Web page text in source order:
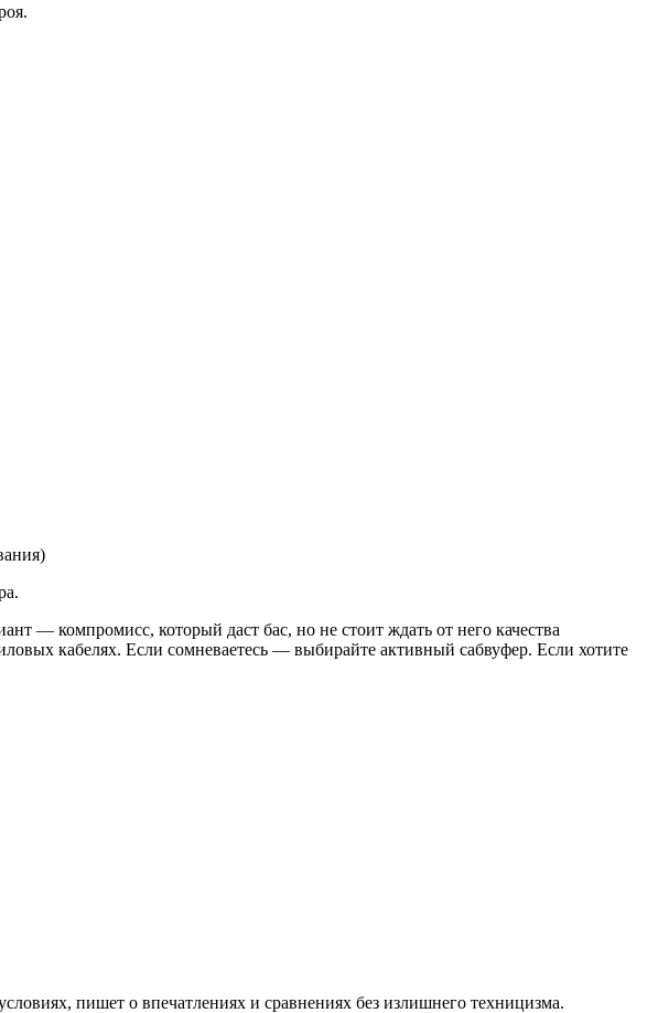
— компромисс, который даст бас, но не стоит ждать от него качества
кабелях. Если сомневаетесь — выбирайте активный сабвуфер. Если хотите
пишет о впечатлениях и сравнениях без излишнего техницизма.